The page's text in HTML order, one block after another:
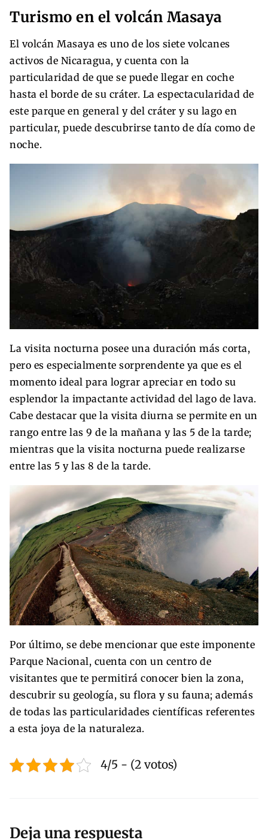
Turismo en el volcán Masaya
El volcán Masaya es uno de los siete volcanes
activos de Nicaragua, y cuenta con la
particularidad de que se puede llegar en coche
hasta el borde de su cráter. La espectacularidad de
este parque en general y del cráter y su lago en
particular, puede descubrirse tanto de día como de
noche.
La visita nocturna posee una duración más corta,
pero es especialmente sorprendente ya que es el
momento ideal para lograr apreciar en todo su
esplendor la impactante actividad del lago de lava.
Cabe destacar que la visita diurna se permite en un
rango entre las 9 de la mañana y las 5 de la tarde;
mientras que la visita nocturna puede realizarse
entre las 5 y las 8 de la tarde.
Por último, se debe mencionar que este imponente
Parque Nacional, cuenta con un centro de
visitantes que te permitirá conocer bien la zona,
descubrir su geología, su flora y su fauna; además
de todas las particularidades científicas referentes
a esta joya de la naturaleza.
4/5 - (2 votos)
Deja una respuesta